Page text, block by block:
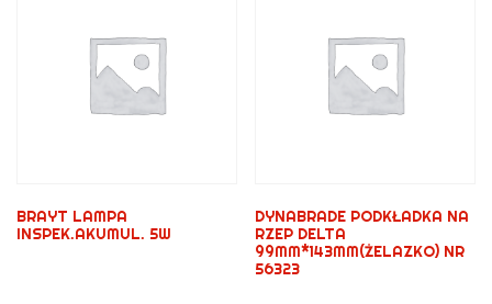
BRAYT LAMPA
INSPEK.AKUMUL. 5W
DYNABRADE PODKŁADKA NA
RZEP DELTA
99MM*143MM(ŻELAZKO) NR
56323